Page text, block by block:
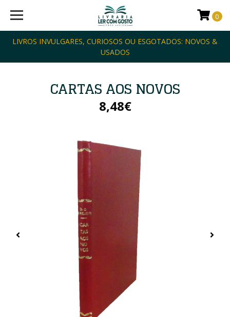
LIVROS INVULGARES, CURIOSOS OU ESGOTADOS: NOVOS &
USADOS
0
CARTAS AOS NOVOS
8,48€